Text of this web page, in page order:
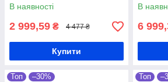
В наявності
2 999,59 ₴ 4 477 ₴
Купити
В
6
Топ –30% Топ